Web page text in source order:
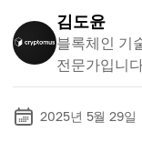
김도윤
블록체인 기
전문가입니
2025년 5월 29일